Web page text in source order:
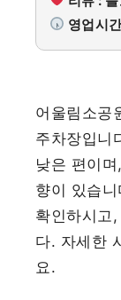
영업시
어울림소공
주차장입니
낮은 편이
향이 있습
확인하시고
다. 자세한
요.